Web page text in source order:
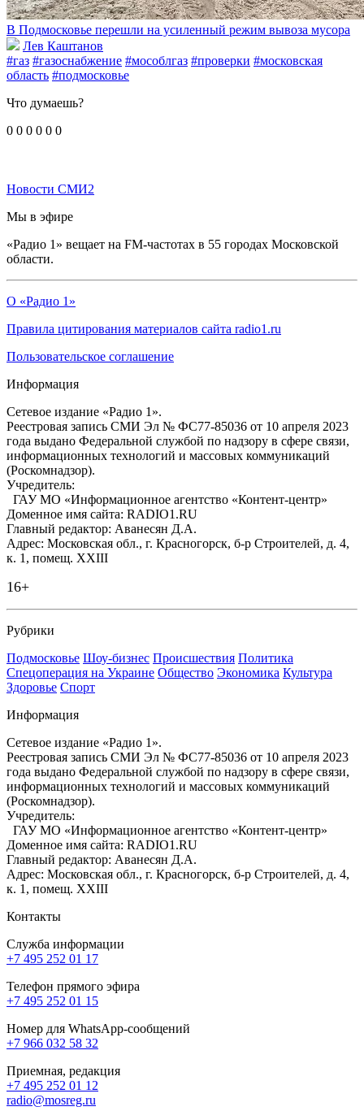
В Подмосковье перешли на усиленный режим вывоза мусора
Лев Каштанов
#газ #газоснабжение #мособлгаз #проверки #московская
область #подмосковье
Что думаешь?
0 0 0 0 0 0
Новости СМИ2
Мы в эфире
«Радио 1» вещает на FM-частотах в 55 городах Московской
области.
О «Радио 1»
Правила цитирования материалов сайта radio1.ru
Пользовательское соглашение
Информация
Сетевое издание «Радио 1».
Реестровая запись СМИ Эл № ФС77-85036 от 10 апреля 2023
года выдано Федеральной службой по надзору в сфере связи,
информационных технологий и массовых коммуникаций
(Роскомнадзор).
Учредитель:
ГАУ МО «Информационное агентство «Контент-центр»
Доменное имя сайта: RADIO1.RU
Главный редактор: Аванесян Д.А.
Адрес: Московская обл., г. Красногорск, б-р Строителей, д. 4,
к. 1, помещ. XXIII
16+
Рубрики
Подмосковье Шоу-бизнес Происшествия Политика
Спецоперация на Украине Общество Экономика Культура
Здоровье Спорт
Информация
Сетевое издание «Радио 1».
Реестровая запись СМИ Эл № ФС77-85036 от 10 апреля 2023
года выдано Федеральной службой по надзору в сфере связи,
информационных технологий и массовых коммуникаций
(Роскомнадзор).
Учредитель:
ГАУ МО «Информационное агентство «Контент-центр»
Доменное имя сайта: RADIO1.RU
Главный редактор: Аванесян Д.А.
Адрес: Московская обл., г. Красногорск, б-р Строителей, д. 4,
к. 1, помещ. XXIII
Контакты
Служба информации
+7 495 252 01 17
Телефон прямого эфира
+7 495 252 01 15
Номер для WhatsApp-сообщений
+7 966 032 58 32
Приемная, редакция
+7 495 252 01 12
radio@mosreg.ru